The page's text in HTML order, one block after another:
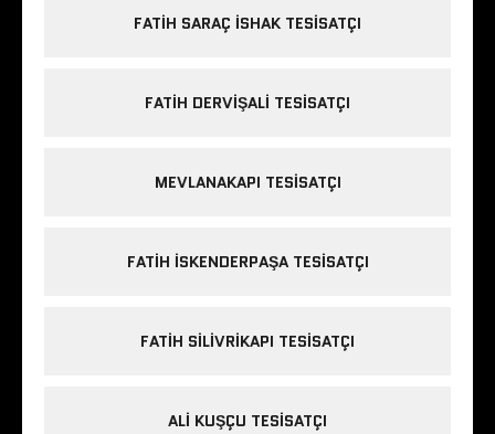
FATIH SARAÇ ISHAK TESISATÇI
FATIH DERVIŞALI TESISATÇI
MEVLANAKAPI TESISATÇI
FATIH ISKENDERPAŞA TESISATÇI
FATIH SILIVRIKAPI TESISATÇI
ALI KUŞÇU TESISATÇI